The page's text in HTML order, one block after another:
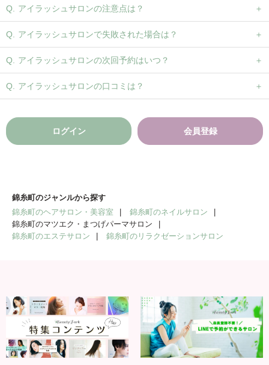
アイラッシュサロンの注意点は？
アイラッシュサロンで失敗された場合は？
アイラッシュサロンの次回予約はいつ？
アイラッシュサロンの口コミは？
ログイン 会員登録
錦糸町のジャンルから探す
錦糸町のヘアサロン・美容室
錦糸町のネイルサロン
錦糸町のマツエク・まつげパーマサロン
錦糸町のエステサロン
錦糸町のリラクゼーションサロン